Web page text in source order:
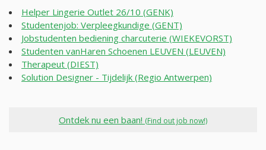
Helper Lingerie Outlet 26/10 (GENK)
Studentenjob: Verpleegkundige (GENT)
Jobstudenten bediening charcuterie (WIEKEVORST)
Studenten vanHaren Schoenen LEUVEN (LEUVEN)
Therapeut (DIEST)
Solution Designer - Tijdelijk (Regio Antwerpen)
Ontdek nu een baan! (Find out job now!)